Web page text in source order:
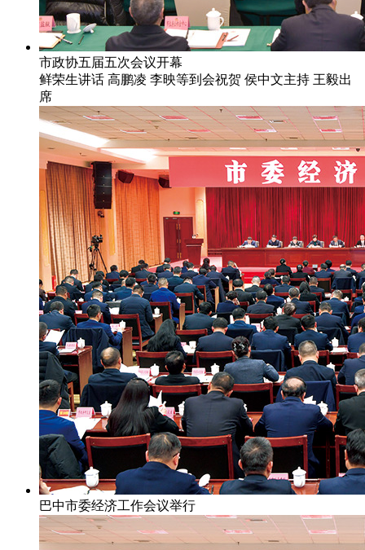
市政协五届五次会议开幕
鲜荣生讲话 高鹏凌 李映等到会祝贺 侯中文主持 王毅出
席
巴中市委经济工作会议举行